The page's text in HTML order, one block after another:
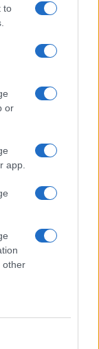
to
or
app.
other
tra